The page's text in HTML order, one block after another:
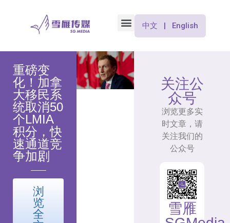
中文 | English
重磅变
化！加拿
大移民系
统取消50
个LMIA
积分，快
速通道竞
争加剧
浏
览
全
关注公
众号
浏览更多实
时文章，请
关注我们的
公众号
雪雁